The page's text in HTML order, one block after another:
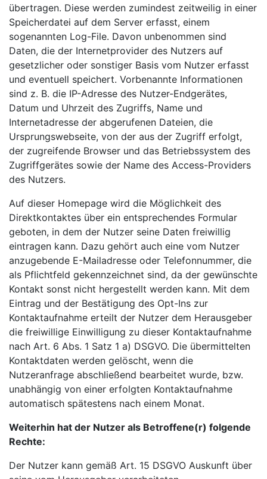
übertragen. Diese werden zumindest zeitweilig in einer
Speicherdatei auf dem Server erfasst, einem
sogenannten Log-File. Davon unbenommen sind
Daten, die der Internetprovider des Nutzers auf
gesetzlicher oder sonstiger Basis vom Nutzer erfasst
und eventuell speichert. Vorbenannte Informationen
sind z. B. die IP-Adresse des Nutzer-Endgerätes,
Datum und Uhrzeit des Zugriffs, Name und
Internetadresse der abgerufenen Dateien, die
Ursprungswebseite, von der aus der Zugriff erfolgt,
der zugreifende Browser und das Betriebssystem des
Zugriffgerätes sowie der Name des Access-Providers
des Nutzers.
Auf dieser Homepage wird die Möglichkeit des
Direktkontaktes über ein entsprechendes Formular
geboten, in dem der Nutzer seine Daten freiwillig
eintragen kann. Dazu gehört auch eine vom Nutzer
anzugebende E-Mailadresse oder Telefonnummer, die
als Pflichtfeld gekennzeichnet sind, da der gewünschte
Kontakt sonst nicht hergestellt werden kann. Mit dem
Eintrag und der Bestätigung des Opt-Ins zur
Kontaktaufnahme erteilt der Nutzer dem Herausgeber
die freiwillige Einwilligung zu dieser Kontaktaufnahme
nach Art. 6 Abs. 1 Satz 1 a) DSGVO. Die übermittelten
Kontaktdaten werden gelöscht, wenn die
Nutzeranfrage abschließend bearbeitet wurde, bzw.
unabhängig von einer erfolgten Kontaktaufnahme
automatisch spätestens nach einem Monat.
Weiterhin hat der Nutzer als Betroffene(r) folgende
Rechte:
Der Nutzer kann gemäß Art. 15 DSGVO Auskunft über